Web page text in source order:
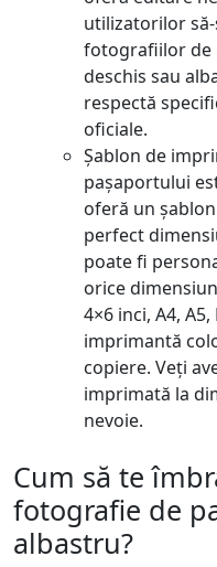
utilizatorilor
fotografiilor de
deschis sau
respectă
oficiale.
Șablon de
pașaportului
oferă un
perfect
poate fi
orice
4×6 inci, A4,
imprimantă
copiere. Veți
imprimată la
nevoie.
Cum să te
fotografie de
albastru?